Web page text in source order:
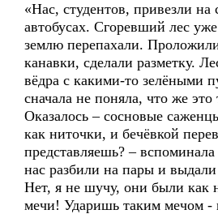
«Нас, студентов, привезли на
автобусах. Сгоревший лес
землю перепахали.
канавки, сделали разметку.
вёдра с какими-то зелёными
сначала не поняла, что же это
Оказалось – сосновые
как ниточки, и бечёвкой
представляешь? –
нас разбили на пары и
Нет, я не шучу, они были как
мечи! Ударишь таким мечом -